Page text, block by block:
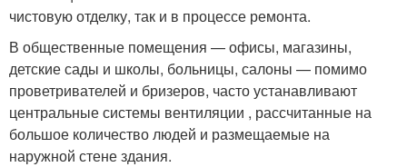
чистовую отделку, так и в процессе ремонта.
В общественные помещения — офисы, магазины,
детские сады и школы, больницы, салоны — помимо
проветривателей и бризеров, часто устанавливают
центральные системы вентиляции , рассчитанные на
большое количество людей и размещаемые на
наружной стене здания.